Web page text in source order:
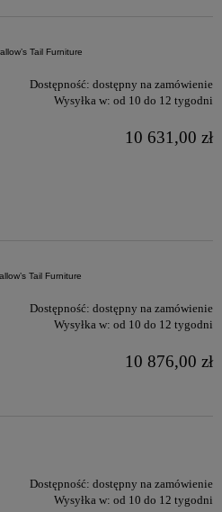
Tail Furniture
Dostępność: dostępny na zamówienie
Wysyłka w: od 10 do 12 tygodni
10 631,00 zł
Tail Furniture
Dostępność: dostępny na zamówienie
Wysyłka w: od 10 do 12 tygodni
10 876,00 zł
Dostępność: dostępny na zamówienie
Wysyłka w: od 10 do 12 tygodni